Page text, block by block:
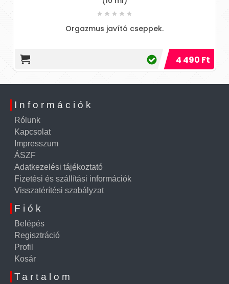
Orgazmus javító cseppek.
4 490 Ft
Információk
Rólunk
Kapcsolat
Impresszum
ÁSZF
Adatkezelési tájékoztató
Fizetési és szállítási információk
Visszatérítési szabályzat
Fiók
Belépés
Regisztráció
Profil
Kosár
Tartalom